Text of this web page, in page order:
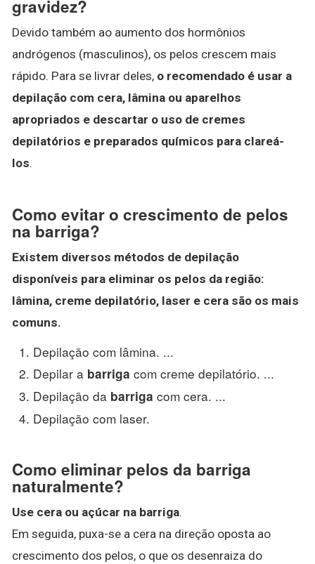
gravidez?
Devido também ao aumento dos hormônios
andrógenos (masculinos), os pelos crescem mais
rápido. Para se livrar deles, o recomendado é usar a
depilação com cera, lâmina ou aparelhos
apropriados e descartar o uso de cremes
depilatórios e preparados químicos para clareá-
los.
Como evitar o crescimento de pelos
na barriga?
Existem diversos métodos de depilação
disponíveis para eliminar os pelos da região:
lâmina, creme depilatório, laser e cera são os mais
comuns.
Depilação com lâmina. ...
Depilar a barriga com creme depilatório. ...
Depilação da barriga com cera. ...
Depilação com laser.
Como eliminar pelos da barriga
naturalmente?
Use cera ou açúcar na barriga.
Em seguida, puxa-se a cera na direção oposta ao
crescimento dos pelos, o que os desenraiza do